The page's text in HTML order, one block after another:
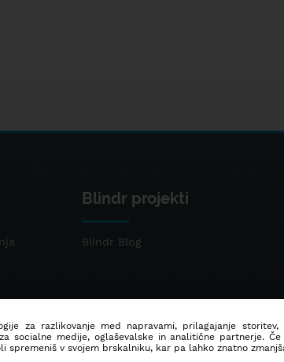
Blindr projekti
Blindr Blog
za razlikovanje med napravami, prilagajanje
socialne medije, oglaševalske in analitične partnerje.
v svojem brskalniku, kar pa lahko znatno